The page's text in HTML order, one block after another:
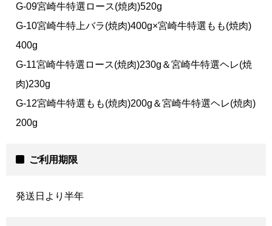
G-09宮崎牛特選ロース(焼肉)520g
G-10宮崎牛特上バラ(焼肉)400g×宮崎牛特選もも(焼肉)
400g
G-11宮崎牛特選ロース(焼肉)230g＆宮崎牛特選ヘレ(焼
肉)230g
G-12宮崎牛特選もも(焼肉)200g＆宮崎牛特選ヘレ(焼肉)
200g
ご利用期限
発送日より半年